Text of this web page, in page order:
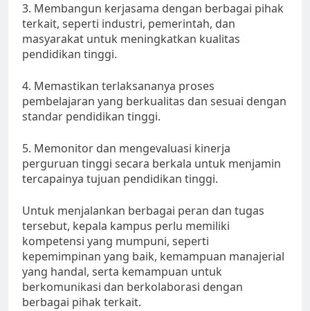
3. Membangun kerjasama dengan berbagai pihak
terkait, seperti industri, pemerintah, dan
masyarakat untuk meningkatkan kualitas
pendidikan tinggi.
4. Memastikan terlaksananya proses
pembelajaran yang berkualitas dan sesuai dengan
standar pendidikan tinggi.
5. Memonitor dan mengevaluasi kinerja
perguruan tinggi secara berkala untuk menjamin
tercapainya tujuan pendidikan tinggi.
Untuk menjalankan berbagai peran dan tugas
tersebut, kepala kampus perlu memiliki
kompetensi yang mumpuni, seperti
kepemimpinan yang baik, kemampuan manajerial
yang handal, serta kemampuan untuk
berkomunikasi dan berkolaborasi dengan
berbagai pihak terkait.